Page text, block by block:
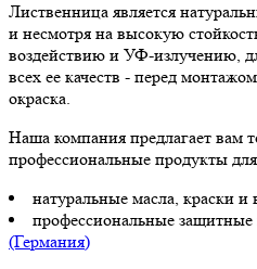
Лиственница является
и несмотря на высокую
воздействию и УФ-излучению,
всех ее качеств - перед
окраска.
Наша компания предлагает вам
профессиональные продукты
натуральные масла, краски и
профессиональные защитные
(Германия)